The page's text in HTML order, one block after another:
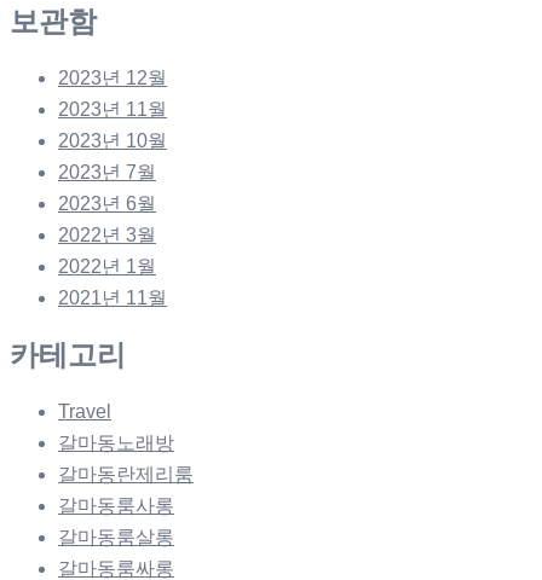
보관함
2023년 12월
2023년 11월
2023년 10월
2023년 7월
2023년 6월
2022년 3월
2022년 1월
2021년 11월
카테고리
Travel
갈마동노래방
갈마동란제리룸
갈마동룸사롱
갈마동룸살롱
갈마동룸싸롱